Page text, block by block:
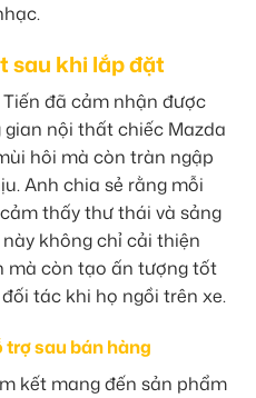
sau khi lắp đặt
đã cảm nhận được
nội thất chiếc Mazda
hôi mà còn tràn ngập
Anh chia sẻ rằng mỗi
thấy thư thái và sảng
không chỉ cải thiện
mà còn tạo ấn tượng tốt
tác khi họ ngồi trên xe.
sau bán hàng
kết mang đến sản phẩm